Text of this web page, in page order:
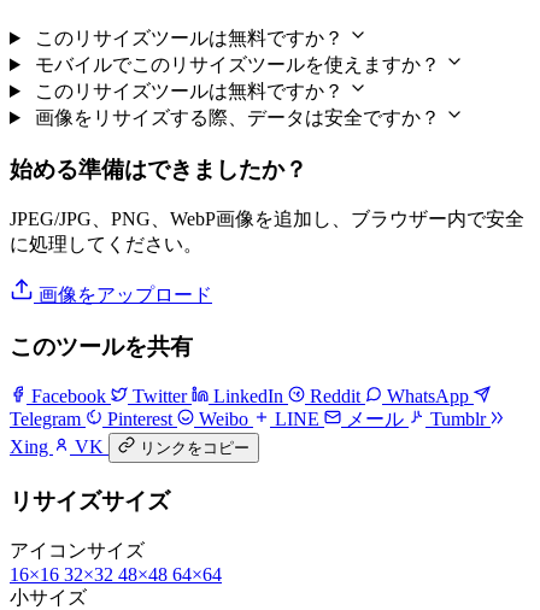
このリサイズツールは無料ですか？
モバイルでこのリサイズツールを使えますか？
このリサイズツールは無料ですか？
画像をリサイズする際、データは安全ですか？
始める準備はできましたか？
JPEG/JPG、PNG、WebP画像を追加し、ブラウザー内で安全
に処理してください。
画像をアップロード
このツールを共有
Facebook Twitter LinkedIn Reddit
WhatsApp
Telegram
Pinterest Weibo LINE メール
Tumblr
Xing
VK リンクをコピー
リサイズサイズ
アイコンサイズ
16×16 32×32 48×48 64×64
小サイズ